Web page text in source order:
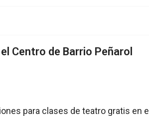
Centro de Barrio Peñarol
para clases de teatro gratis en el